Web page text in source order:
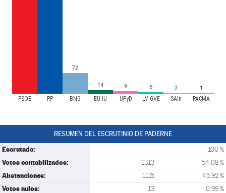
PSOE PP BNG EU-IU UPyD LV-GVE SAIn PACMA
72
14 9 6 2 1
RESUMEN DEL ESCRUTINIO DE PADERNE
Escrutado: 100 %
Votos contabilizados: 1313 54.08 %
Abstenciones: 1115 45.92 %
Votos nulos: 13 0.99 %